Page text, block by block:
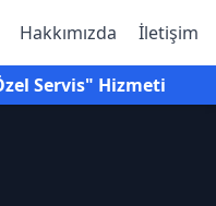
Hakkımızda İletişim
Servis" Hizmeti